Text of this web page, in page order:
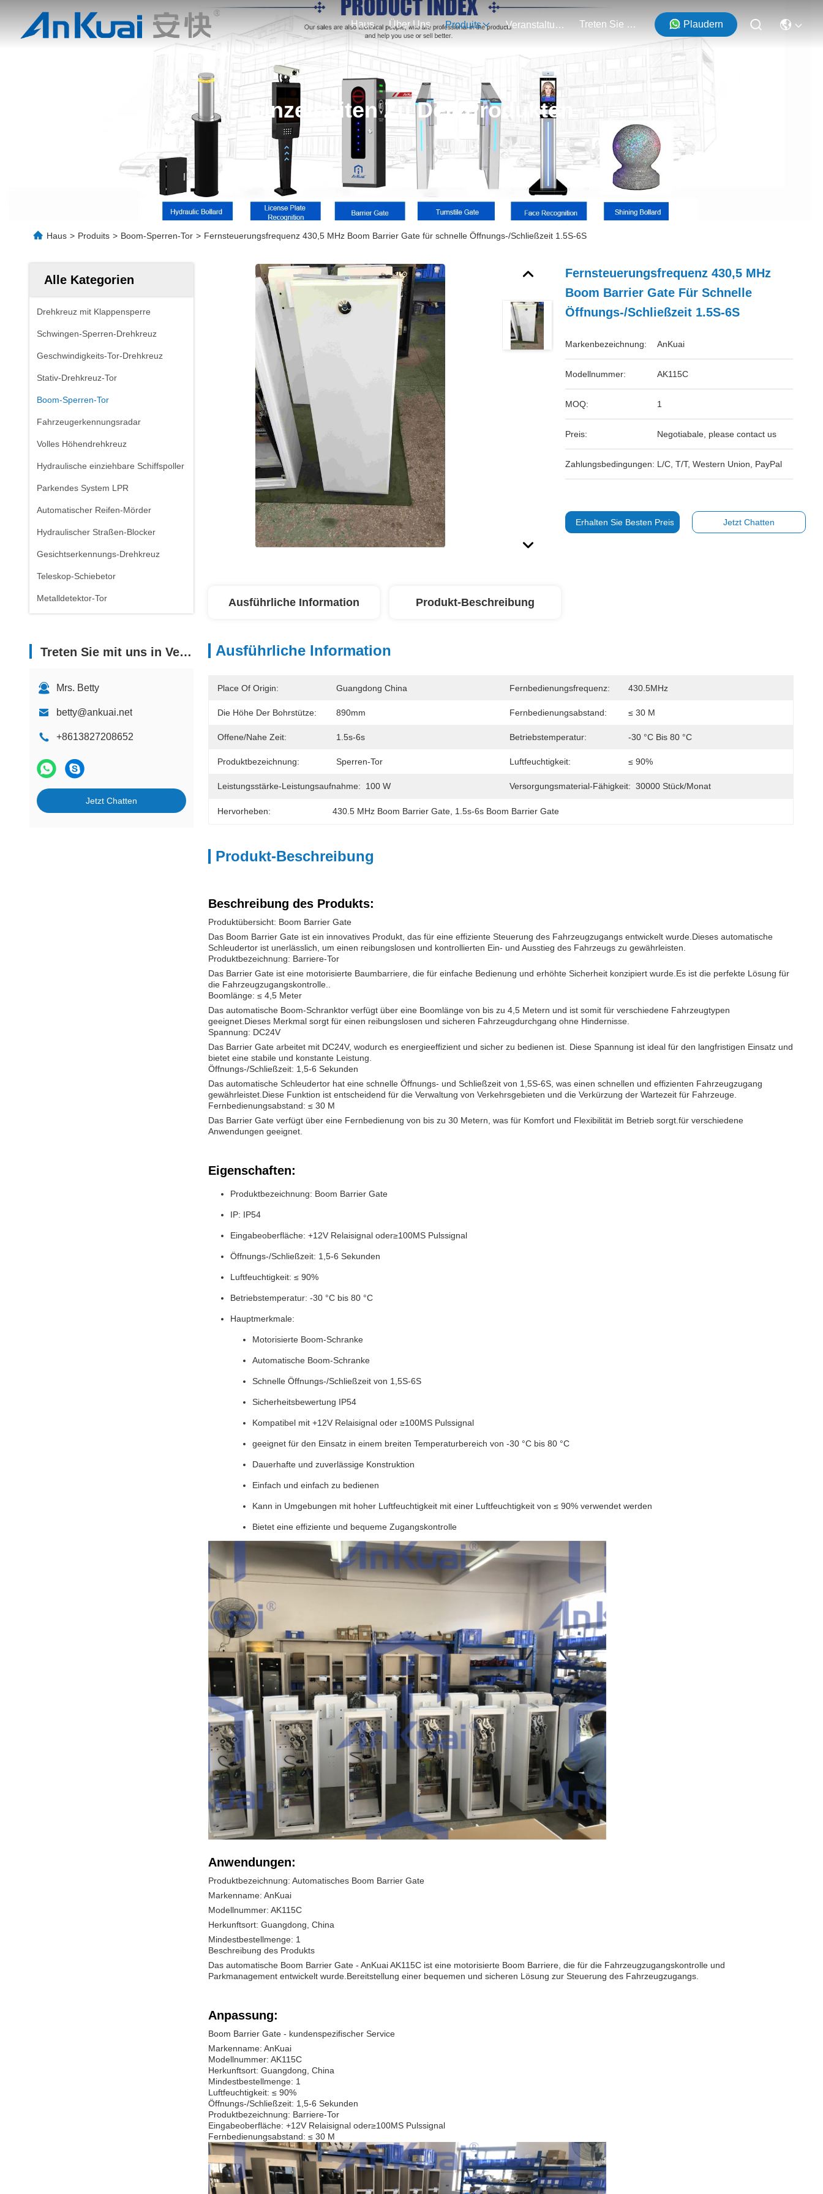
Haus Über Uns Produits Veranstaltungen Treten Sie Mit Uns In Verbindung Plaudern
Einzelheiten Zu Den Produkten
Haus > Produits > Boom-Sperren-Tor > Fernsteuerungsfrequenz 430,5 MHz Boom Barrier Gate für schnelle Öffnungs-/Schließzeit 1.5S-6S
Alle Kategorien
Drehkreuz mit Klappensperre
Schwingen-Sperren-Drehkreuz
Geschwindigkeits-Tor-Drehkreuz
Stativ-Drehkreuz-Tor
Boom-Sperren-Tor
Fahrzeugerkennungsradar
Volles Höhendrehkreuz
Hydraulische einziehbare Schiffspoller
Parkendes System LPR
Automatischer Reifen-Mörder
Hydraulischer Straßen-Blocker
Gesichtserkennungs-Drehkreuz
Teleskop-Schiebetor
Metalldetektor-Tor
Treten Sie mit uns in Verbindung
Mrs. Betty
betty@ankuai.net
+8613827208652
Jetzt Chatten
Fernsteuerungsfrequenz 430,5 MHz
Boom Barrier Gate Für Schnelle
Öffnungs-/Schließzeit 1.5S-6S
Markenbezeichnung: AnKuai
Modellnummer: AK115C
MOQ: 1
Preis: Negotiabale, please contact us
Zahlungsbedingungen: L/C, T/T, Western Union, PayPal
Erhalten Sie Besten Preis Jetzt Chatten
Ausführliche Information Produkt-Beschreibung
Ausführliche Information
Place Of Origin: Guangdong China Fernbedienungsfrequenz: 430.5MHz
Die Höhe Der Bohrstütze: 890mm Fernbedienungsabstand: ≤ 30 M
Offene/nahe Zeit: 1.5s-6s Betriebstemperatur: -30 °C Bis 80 °C
Produktbezeichnung: Sperren-Tor Luftfeuchtigkeit: ≤ 90%
Leistungsstärke-Leistungsaufnahme: 100 W Versorgungsmaterial-Fähigkeit: 30000 Stück/Monat
Hervorheben: 430.5 MHz Boom Barrier Gate 1.5s-6s Boom Barrier Gate
Produkt-Beschreibung
Beschreibung des Produkts:
Produktübersicht: Boom Barrier Gate
Das Boom Barrier Gate ist ein innovatives Produkt, das für eine effiziente Steuerung des Fahrzeugzugangs entwickelt wurde.Dieses automatische
Schleudertor ist unerlässlich, um einen reibungslosen und kontrollierten Ein- und Ausstieg des Fahrzeugs zu gewährleisten.
Produktbezeichnung: Barriere-Tor
Das Barrier Gate ist eine motorisierte Baumbarriere, die für einfache Bedienung und erhöhte Sicherheit konzipiert wurde.Es ist die perfekte Lösung für
die Fahrzeugzugangskontrolle..
Boomlänge: ≤ 4,5 Meter
Das automatische Boom-Schranktor verfügt über eine Boomlänge von bis zu 4,5 Metern und ist somit für verschiedene Fahrzeugtypen
geeignet.Dieses Merkmal sorgt für einen reibungslosen und sicheren Fahrzeugdurchgang ohne Hindernisse.
Spannung: DC24V
Das Barrier Gate arbeitet mit DC24V, wodurch es energieeffizient und sicher zu bedienen ist. Diese Spannung ist ideal für den langfristigen Einsatz und
bietet eine stabile und konstante Leistung.
Öffnungs-/Schließzeit: 1,5-6 Sekunden
Das automatische Schleudertor hat eine schnelle Öffnungs- und Schließzeit von 1,5S-6S, was einen schnellen und effizienten Fahrzeugzugang
gewährleistet.Diese Funktion ist entscheidend für die Verwaltung von Verkehrsgebieten und die Verkürzung der Wartezeit für Fahrzeuge.
Fernbedienungsabstand: ≤ 30 M
Das Barrier Gate verfügt über eine Fernbedienung von bis zu 30 Metern, was für Komfort und Flexibilität im Betrieb sorgt.für verschiedene
Anwendungen geeignet.
Eigenschaften:
Produktbezeichnung: Boom Barrier Gate
IP: IP54
Eingabeoberfläche: +12V Relaisignal oder≥100MS Pulssignal
Öffnungs-/Schließzeit: 1,5-6 Sekunden
Luftfeuchtigkeit: ≤ 90%
Betriebstemperatur: -30 °C bis 80 °C
Hauptmerkmale:
Motorisierte Boom-Schranke
Automatische Boom-Schranke
Schnelle Öffnungs-/Schließzeit von 1,5S-6S
Sicherheitsbewertung IP54
Kompatibel mit +12V Relaisignal oder ≥100MS Pulssignal
geeignet für den Einsatz in einem breiten Temperaturbereich von -30 °C bis 80 °C
Dauerhafte und zuverlässige Konstruktion
Einfach und einfach zu bedienen
Kann in Umgebungen mit hoher Luftfeuchtigkeit mit einer Luftfeuchtigkeit von ≤ 90% verwendet werden
Bietet eine effiziente und bequeme Zugangskontrolle
Anwendungen:
Produktbezeichnung: Automatisches Boom Barrier Gate
Markenname: AnKuai
Modellnummer: AK115C
Herkunftsort: Guangdong, China
Mindestbestellmenge: 1
Beschreibung des Produkts
Das automatische Boom Barrier Gate - AnKuai AK115C ist eine motorisierte Boom Barriere, die für die Fahrzeugzugangskontrolle und
Parkmanagement entwickelt wurde.Bereitstellung einer bequemen und sicheren Lösung zur Steuerung des Fahrzeugzugangs.
Anpassung:
Boom Barrier Gate - kundenspezifischer Service
Markenname: AnKuai
Modellnummer: AK115C
Herkunftsort: Guangdong, China
Mindestbestellmenge: 1
Luftfeuchtigkeit: ≤ 90%
Öffnungs-/Schließzeit: 1,5-6 Sekunden
Produktbezeichnung: Barriere-Tor
Eingabeoberfläche: +12V Relaisignal oder≥100MS Pulssignal
Fernbedienungsabstand: ≤ 30 M